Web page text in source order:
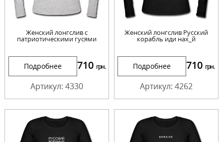
Женский лонгслив с
патриотическими гусями
Подробнее 710 грн.
Артикул: 4330
Женский лонгслив Русский
корабль иди нах_й
Подробнее 710 грн.
Артикул: 4262